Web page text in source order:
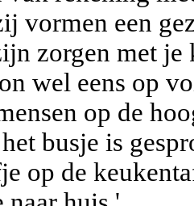
vormen een
zorgen met
wel eens op
op de
busje is
op de